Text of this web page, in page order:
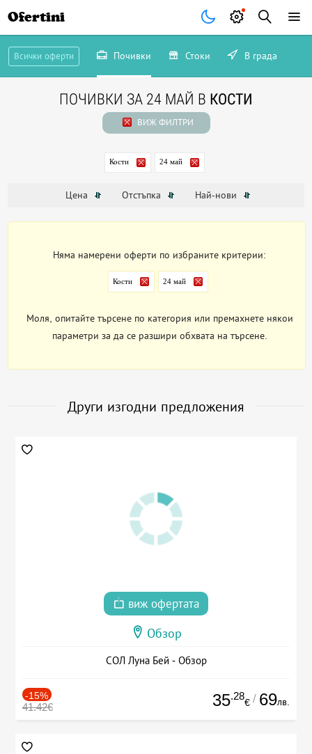
Ofertini
Всички оферти Почивки Стоки В града
ПОЧИВКИ ЗА 24 МАЙ В КОСТИ
ВИЖ ФИЛТРИ
Кости 24 май
Цена Отстъпка Най-нови
Няма намерени оферти по избраните критерии:
Кости 24 май
Моля, опитайте търсене по категория или премахнете някои
параметри за да се разшири обхвата на търсене.
Други изгодни предложения
виж офертата
Обзор
СОЛ Луна Бей - Обзор
-15%
41.42€ 35.28
€ / 69лв.